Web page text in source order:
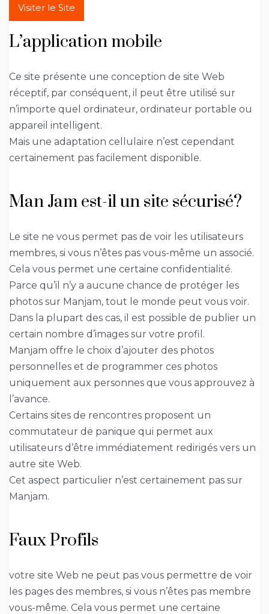
Visiter le Site
L’application mobile
Ce site présente une conception de site Web
réceptif, par conséquent, il peut être utilisé sur
n’importe quel ordinateur, ordinateur portable ou
appareil intelligent.
Mais une adaptation cellulaire n’est cependant
certainement pas facilement disponible.
Man Jam est-il un site sécurisé?
Le site ne vous permet pas de voir les utilisateurs
membres, si vous n’êtes pas vous-même un associé.
Cela vous permet une certaine confidentialité.
Parce qu’il n’y a aucune chance de protéger les
photos sur Manjam, tout le monde peut vous voir.
Dans la plupart des cas, il est possible de publier un
certain nombre d’images sur votre profil.
Manjam offre le choix d’ajouter des photos
personnelles et de programmer ces photos
uniquement aux personnes que vous approuvez à
l’avance.
Certains sites de rencontres proposent un
commutateur de panique qui permet aux
utilisateurs d’être immédiatement redirigés vers un
autre site Web.
Cet aspect particulier n’est certainement pas sur
Manjam.
Faux Profils
votre site Web ne peut pas vous permettre de voir
les pages des membres, si vous n’êtes pas membre
vous-même. Cela vous permet une certaine